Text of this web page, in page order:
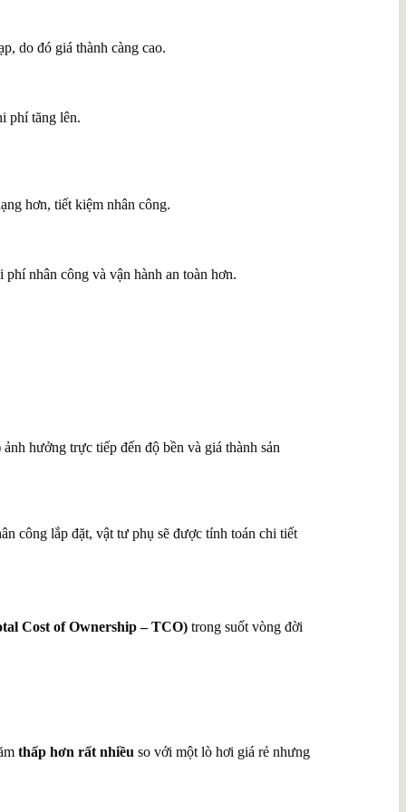
do đó giá thành càng cao.
phí tăng lên.
hơn, tiết kiệm nhân công.
nhân công và vận hành an toàn hơn.
hưởng trực tiếp đến độ bền và giá thành sản
công lắp đặt, vật tư phụ sẽ được tính toán chi tiết
Cost of Ownership – TCO) trong suốt vòng đời
thấp hơn rất nhiều so với một lò hơi giá rẻ nhưng